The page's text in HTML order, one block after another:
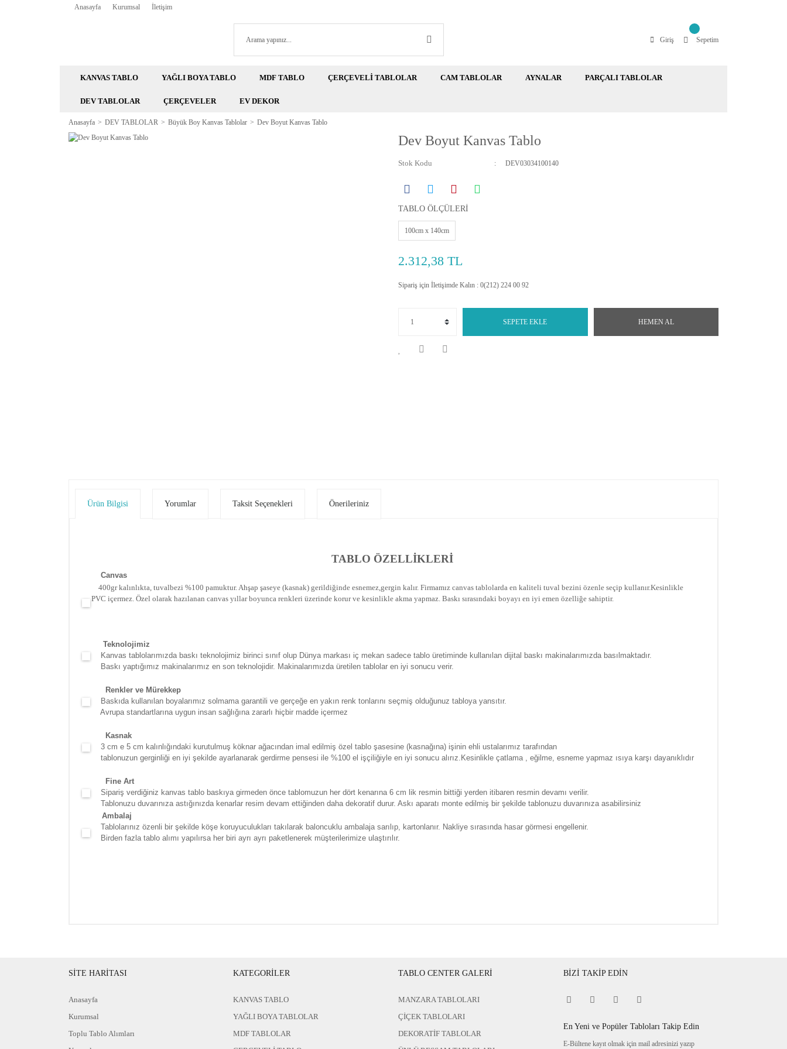
Anasayfa Kurumsal İletişim
Giriş Sepetim
KANVAS TABLO YAĞLI BOYA TABLO MDF TABLO ÇERÇEVELİ TABLOLAR CAM TABLOLAR AYNALAR PARÇALI TABLOLAR
DEV TABLOLAR ÇERÇEVELER EV DEKOR
Anasayfa DEV TABLOLAR Büyük Boy Kanvas Tablolar Dev Boyut Kanvas Tablo
Dev Boyut Kanvas Tablo
Stok Kodu DEV03034100140
TABLO ÖLÇÜLERİ
100cm x 140cm
2.312,38 TL
Sipariş için İletişimde Kalın : 0(212) 224 00 92
SEPETE EKLE HEMEN AL
Ürün Bilgisi Yorumlar Taksit Seçenekleri Önerileriniz
TABLO ÖZELLİKLERİ
Canvas
400gr kalınlıkta, tuvalbezi %100 pamuktur. Ahşap şaseye (kasnak) gerildiğinde esnemez,gergin kalır. Firmamız canvas tablolarda en kaliteli tuval bezini özenle seçip kullanır.Kesinlikle
PVC içermez. Özel olarak hazılanan canvas yıllar boyunca renkleri üzerinde korur ve kesinlikle akma yapmaz. Baskı sırasındaki boyayı en iyi emen özelliğe sahiptir.
Teknolojimiz
Kanvas tablolarımızda baskı teknolojimiz birinci sınıf olup Dünya markası iç mekan sadece tablo üretiminde kullanılan dijital baskı makinalarımızda basılmaktadır.
Baskı yaptığımız makinalarımız en son teknolojidir. Makinalarımızda üretilen tablolar en iyi sonucu verir.
Renkler ve Mürekkep
Baskıda kullanılan boyalarımız solmama garantili ve gerçeğe en yakın renk tonlarını seçmiş olduğunuz tabloya yansıtır.
Avrupa standartlarına uygun insan sağlığına zararlı hiçbir madde içermez
Kasnak
3 cm e 5 cm kalınlığındaki kurutulmuş köknar ağacından imal edilmiş özel tablo şasesine (kasnağına) işinin ehli ustalarımız tarafından
tablonuzun gerginliği en iyi şekilde ayarlanarak gerdirme pensesi ile %100 el işçiliğiyle en iyi sonucu alırız.Kesinlikle çatlama , eğilme, esneme yapmaz ısıya karşı dayanıklıdır
Fine Art
Sipariş verdiğiniz kanvas tablo baskıya girmeden önce tablomuzun her dört kenarına 6 cm lik resmin bittiği yerden itibaren resmin devamı verilir.
Tablonuzu duvarınıza astığınızda kenarlar resim devam ettiğinden daha dekoratif durur. Askı aparatı monte edilmiş bir şekilde tablonuzu duvarınıza asabilirsiniz
Ambalaj
Tablolarınız özenli bir şekilde köşe koruyuculukları takılarak baloncuklu ambalaja sarılıp, kartonlanır. Nakliye sırasında hasar görmesi engellenir.
Birden fazla tablo alımı yapılırsa her biri ayrı ayrı paketlenerek müşterilerimize ulaştırılır.
SİTE HARİTASI
Anasayfa
Kurumsal
Toplu Tablo Alımları
KATEGORİLER
KANVAS TABLO
YAĞLI BOYA TABLOLAR
MDF TABLOLAR
TABLO CENTER GALERİ
MANZARA TABLOLARI
ÇİÇEK TABLOLARI
DEKORATİF TABLOLAR
BİZİ TAKİP EDİN
En Yeni ve Popüler Tabloları Takip Edin
E-Bültene kayıt olmak için mail adresinizi yazıp